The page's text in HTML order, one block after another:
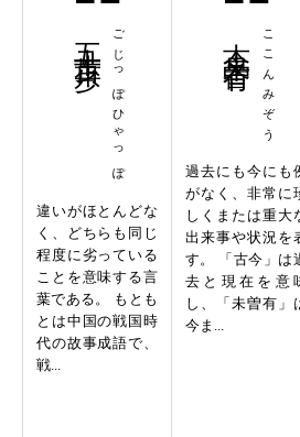
ごじっぽひゃっぽ
違いがほとんどな
く、どちらも同じ
程度に劣っている
ことを意味する言
葉である。 もとも
とは中国の戦国時
代の故事成語で、
戦...
ここんみぞう
過去にも今にも
がなく、非常に
しくまたは重大
出来事や状況を
す。 「古今」は
去と現在を意
し、「未曽有」
今ま...